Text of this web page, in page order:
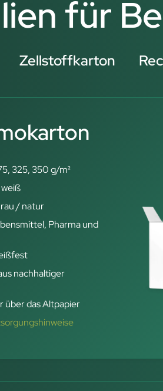
für
Zellstoffkarton
325, 350 g/m²
/ natur
Pharma und
nachhaltiger
über das Altpapier